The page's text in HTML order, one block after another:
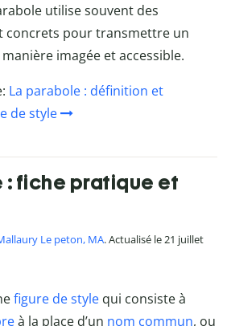
utilise souvent des
concrets pour transmettre un
imagée et accessible.
La parabole : définition et
de style
fiche pratique et
Le peton, MA. Actualisé le 21 juillet
figure de style qui consiste à
à la place d’un nom commun, ou